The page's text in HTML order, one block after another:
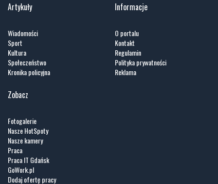
Artykuły
Wiadomości
Sport
Kultura
Społeczeństwo
Kronika policyjna
Informacje
O portalu
Kontakt
Regulamin
Polityka prywatności
Reklama
Zobacz
Fotogalerie
Nasze HotSpoty
Nasze kamery
Praca
Praca IT Gdańsk
GoWork.pl
Dodaj ofertę pracy